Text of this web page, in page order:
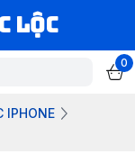
LỘC
0
IPHONE